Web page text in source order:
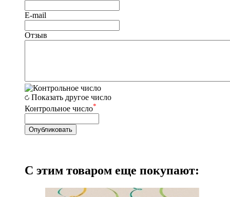
E-mail
Отзыв
Показать другое число
Контрольное число*
С этим товаром еще покупают: